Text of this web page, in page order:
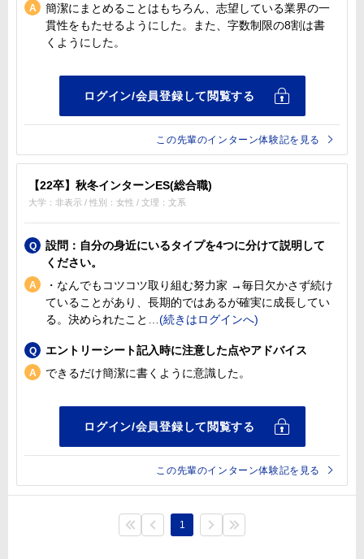
簡潔にまとめることはもちろん、志望している業界の一
貫性をもたせるようにした。また、字数制限の8割は書
くようにした。
この先輩のインターン体験記を見る
【22卒】秋冬インターンES(総合職)
大学：非表示 / 性別：女性 / 文理：文系
設問：自分の身近にいるタイプを4つに分けて説明して
ください。
・なんでもコツコツ取り組む努力家 →毎日欠かさず続け
ていることがあり、長期的ではあるが確実に成長してい
る。決められたこと
エントリーシート記入時に注意した点やアドバイス
できるだけ簡潔に書くように意識した。
この先輩のインターン体験記を見る
1